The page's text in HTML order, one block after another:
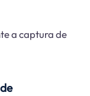
a captura de